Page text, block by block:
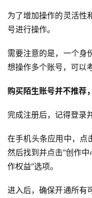
为了增加操作的灵活性
号进行操作。
需要注意的是，一个身
想操作多个账号，可以
购买陌生账号并不推荐
完成注册后，记得登录
在手机头条应用中，点
然后找到并点击“创作中
作权益”选项。
进入后，确保开通所有